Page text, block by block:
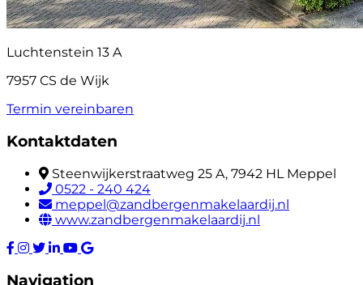
Luchtenstein 13 A
7957 CS de Wijk
Termin vereinbaren
Kontaktdaten
Steenwijkerstraatweg 25 A, 7942 HL Meppel
0522 - 240 424
meppel@zandbergenmakelaardij.nl
www.zandbergenmakelaardij.nl
Navigation